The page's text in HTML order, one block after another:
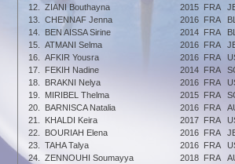
12.
ZIANI Bouthayna 2015 FRA
13.
CHENNAF Jenna 2016 FRA
14.
BEN AISSA Sirine 2014 FRA
15.
ATMANI Selma 2016 FRA
16.
AFKIR Yousra 2016 FRA
17.
FEKIH Nadine 2014 FRA
18.
BRAKNI Nelya 2016 FRA
19.
MIRIBEL Thelma 2015 FRA
20.
BARNISCA Natalia 2016 FRA
21.
KHALDI Keira 2017 FRA
22.
BOURIAH Elena 2016 FRA
23.
TAHA Talya 2016 FRA
24.
ZENNOUHI Soumayya 2018 FRA